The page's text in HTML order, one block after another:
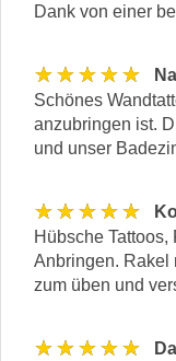
Dank von einer
★★★★★
Schönes
anzubringen ist.
und unser
★★★★★
Hübsche
Anbringen. Rakel
zum üben und
★★★★★